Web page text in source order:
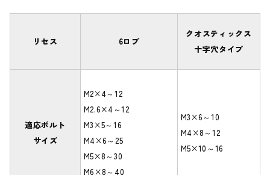
リセス 6ロブ
クオスティックス
十字穴タイプ
適応ボルト
サイズ
M2×4～12
M2.6×4～12
M3×5～16
M4×6～25
M5×8～30
M6×8～40
M3×6～10
M4×8～12
M5×10～16